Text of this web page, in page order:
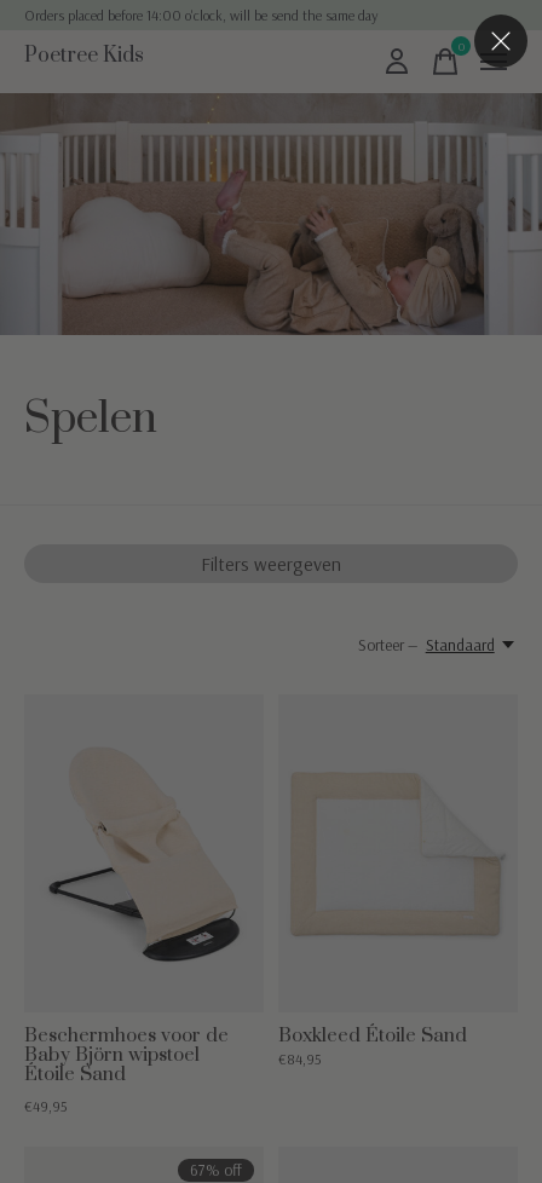
Orders placed before 14:00 o'clock, will be send the same day
Poetree Kids 0items
Spelen
Filters weergeven
Sorteer — Standaard
Beschermhoes voor de
Baby Björn wipstoel
Étoile Sand
€49,95
Boxkleed Étoile Sand
€84,95
67% off